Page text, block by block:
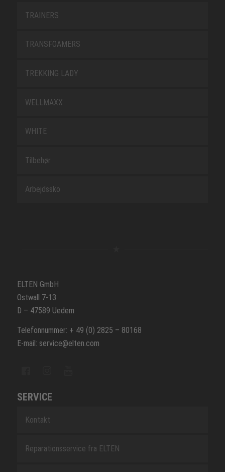
TRAINERS
TRANSFOAMERS
TREKKING LADY
WELLMAXX
WHITE
Tilbehør
Arbejdssko
ELTEN GmbH
Ostwall 7-13
D – 47589 Uedem
Telefonnummer: + 49 (0) 2825 – 80168
E-mail: service@elten.com
SERVICE
Kontakt
Reparationsservice fra ELTEN